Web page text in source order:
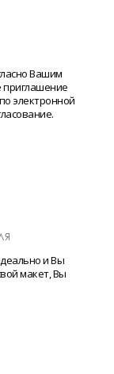
Вашим
приглашение
электронной
и Вы
макет, Вы